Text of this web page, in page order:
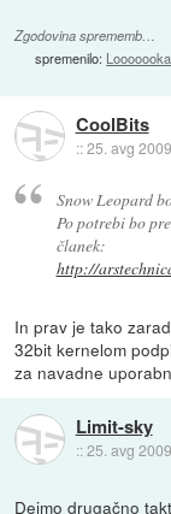
Zgodovina sprememb…
spremenilo: Looooooka
CoolBits
::25. avg
Snow Leopard
Po potrebi bo
članek:
http://
In prav je tako
32bit kernelom
za navadne
Limit-sky
::25. avg
Dejmo drugačno